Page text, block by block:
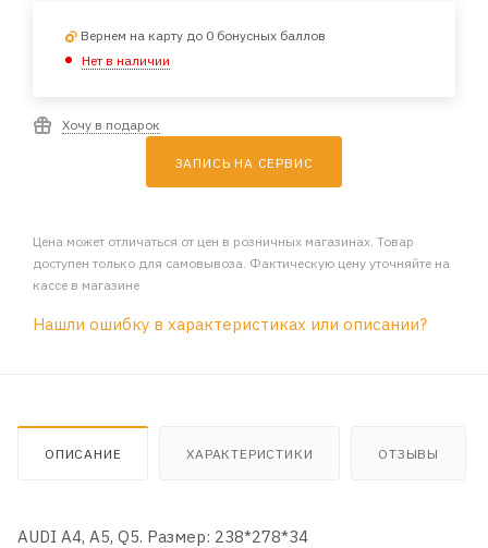
Вернем на карту до 0 бонусных баллов
Нет в наличии
Хочу в подарок
ЗАПИСЬ НА СЕРВИС
Цена может отличаться от цен в розничных магазинах. Товар
доступен только для самовывоза. Фактическую цену уточняйте на
кассе в магазине
Нашли ошибку в характеристиках или описании?
ОПИСАНИЕ ХАРАКТЕРИСТИКИ ОТЗЫВЫ
AUDI A4, A5, Q5. Размер: 238*278*34